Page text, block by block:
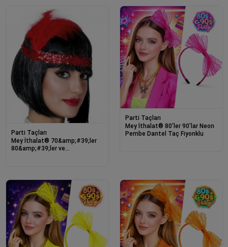
Parti Taçları
Mey İthalat® 70&amp;#39;ler
80&amp;#39;ler ve
Parti Taçları
Mey İthalat® 80’ler 90’lar Neon
Pembe Dantel Taç Fiyonklu